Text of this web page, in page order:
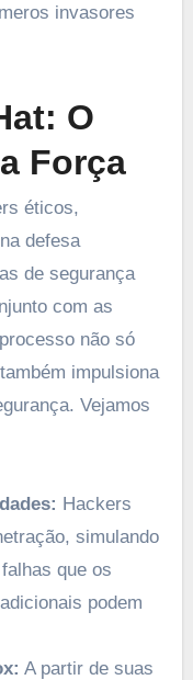
invasores
O
Força
éticos,
defesa
de segurança
com as
não só
impulsiona
Vejamos
Hackers
simulando
que os
podem
A partir de suas